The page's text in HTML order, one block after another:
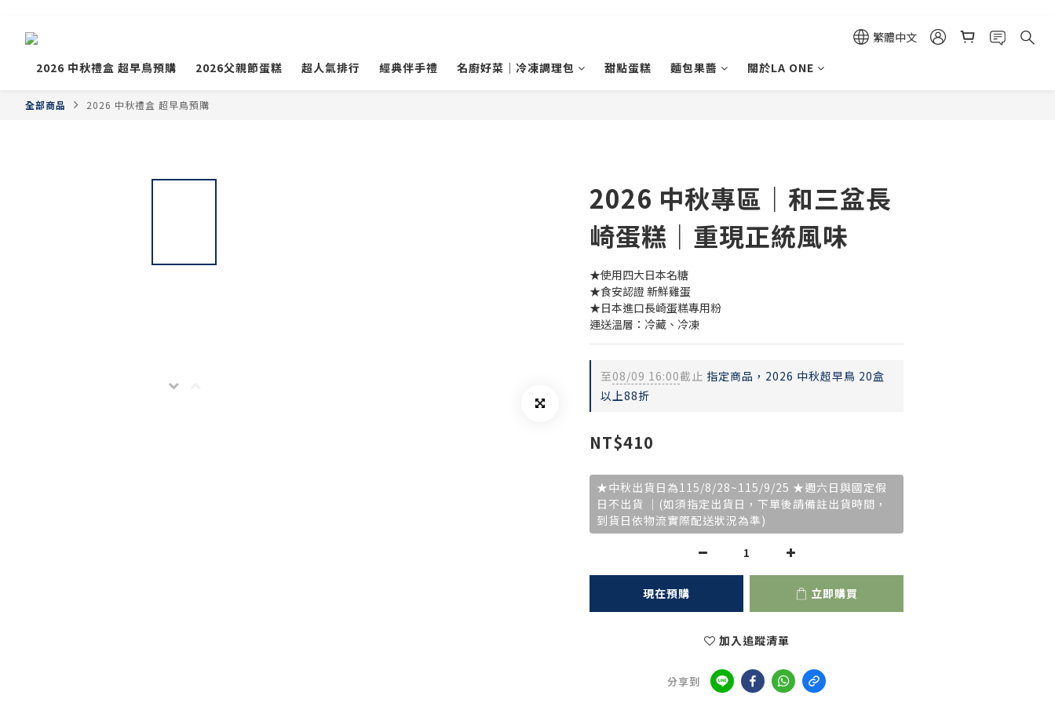
繁體中文
2026 中秋禮盒 超早鳥預購
2026父親節蛋糕 超人氣排行 經典伴手禮 名廚好菜｜冷凍調理包 甜點蛋糕 麵包果醬 關於LA ONE
全部商品 2026 中秋禮盒 超早鳥預購
2026 中秋專區｜和三盆長
崎蛋糕｜重現正統風味
★使用四大日本名糖
★食安認證 新鮮雞蛋
★日本進口長崎蛋糕專用粉
運送溫層：冷藏、冷凍
至08/09 16:00截止 指定商品，2026 中秋超早鳥 20盒
以上88折
NT$410
★中秋出貨日為115/8/28~115/9/25 ★週六日與國定假
日不出貨 ｜(如須指定出貨日，下單後請備註出貨時間，
到貨日依物流實際配送狀況為準)
現在預購 立即購買
加入追蹤清單
分享到